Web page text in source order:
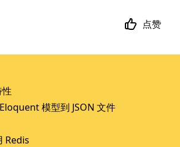
点赞
模型到 JSON 文件
Redis